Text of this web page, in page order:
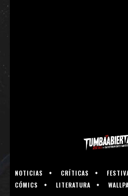
NOTICIAS CRÍTICAS
CÓMICS
LITERATURA